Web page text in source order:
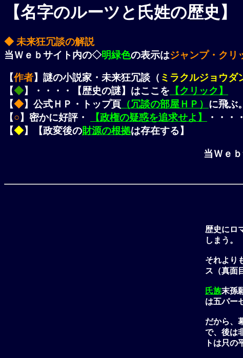
【名字のルーツと氏姓の歴史】
◆ 未来狂冗談の解説
当Ｗｅｂサイト内の◇明緑色の表示はジャンプ・クリ
【作者】謎の小説家・未来狂冗談（ ミラクルジョウダ
【◆】・・・・【歴史の謎】はここを 【クリック】
【◆】公式ＨＰ・トップ頁 （冗談の部屋ＨＰ） に飛ぶ。
【○】密かに好評・ 【政権の疑惑を追求せよ】
・・・
【◆】【政変後の財源の根拠は存在する】
当Ｗｅ
歴史にロ
しまう。
それより
ス（真面
氏族末孫
は五パー
だから、
で、後は
トは只の